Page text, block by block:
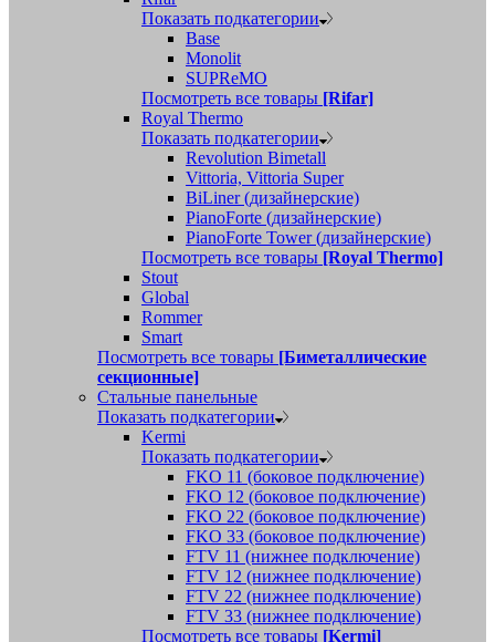
Показать подкатегории
Base
Monolit
SUPReMO
Посмотреть все товары [Rifar]
Royal Thermo
Показать подкатегории
Revolution Bimetall
Vittoria, Vittoria Super
BiLiner (дизайнерские)
PianoForte (дизайнерские)
PianoForte Tower (дизайнерские)
Посмотреть все товары [Royal Thermo]
Stout
Global
Rommer
Smart
Посмотреть все товары [Биметаллические
секционные]
Стальные панельные
Показать подкатегории
Kermi
Показать подкатегории
FKO 11 (боковое подключение)
FKO 12 (боковое подключение)
FKO 22 (боковое подключение)
FKO 33 (боковое подключение)
FTV 11 (нижнее подключение)
FTV 12 (нижнее подключение)
FTV 22 (нижнее подключение)
FTV 33 (нижнее подключение)
Посмотреть все товары [Kermi]